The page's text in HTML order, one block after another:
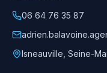
06 64 76 35 87
Isneauville Seine-